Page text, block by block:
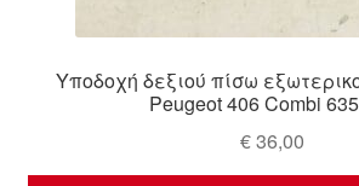
Υποδοχή δεξιού πίσω
Peugeot 406 Combi
€36,00